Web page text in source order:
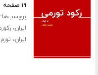
۱۹ صفحه
ایران،
ایران،